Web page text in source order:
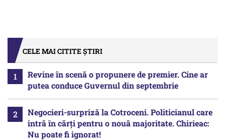
CELE MAI CITITE ȘTIRI
Revine în scenă o propunere de premier. Cine ar
putea conduce Guvernul din septembrie
Negocieri-surpriză la Cotroceni. Politicianul care
intră în cărți pentru o nouă majoritate. Chirieac:
Nu poate fi ignorat!